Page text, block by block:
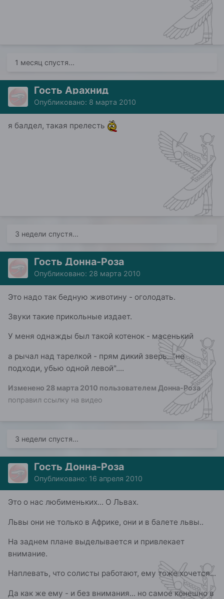
1 месяц спустя...
Гость Арахнид
Опубликовано: 8 марта 2010
я балдел, такая прелесть
3 недели спустя...
Гость Донна-Роза
Опубликовано: 28 марта 2010
Это надо так бедную животину - оголодать.
Звуки такие прикольные издает.
У меня однажды был такой котенок - масенький
а рычал над тарелкой - прям дикий зверь..."не
подходи, убью одной левой"....
Изменено 28 марта 2010 пользователем Донна-Роза
поправил ссылку на видео
3 недели спустя...
Гость Донна-Роза
Опубликовано: 16 апреля 2010
Это о нас любименьких... О Львах.
Львы они не только в Африке, они и в балете львы..
На заднем плане выделывается и привлекает
внимание.
Наплевать, что солисты работают, ему тоже хочется...
Да как же ему - и без внимания... но самое конешно в